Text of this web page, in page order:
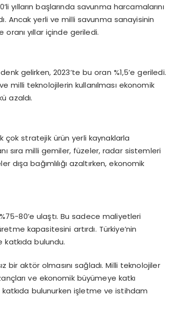
yılların başlarında savunma harcamalarını
Ancak yerli ve milli savunma sanayisinin
yıllar içinde geriledi.
denk gelirken, 2023’te bu oran %1,5’e geriledi.
milli teknolojilerin kullanılması ekonomik
azaldı.
çok stratejik ürün yerli kaynaklarla
sıra milli gemiler, füzeler, radar sistemleri
bağımlılığı azaltırken, ekonomik
80’e ulaştı. Bu sadece maliyetleri
kapasitesini artırdı. Türkiye’nin
bulundu.
bir aktör olmasını sağladı. Milli teknolojiler
ve ekonomik büyümeye katkı
katkıda bulunurken işletme ve istihdam